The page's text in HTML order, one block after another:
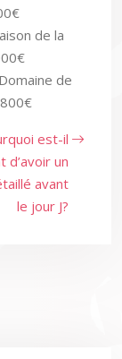
de la
de
est-il
d’avoir un
avant
le jour J?